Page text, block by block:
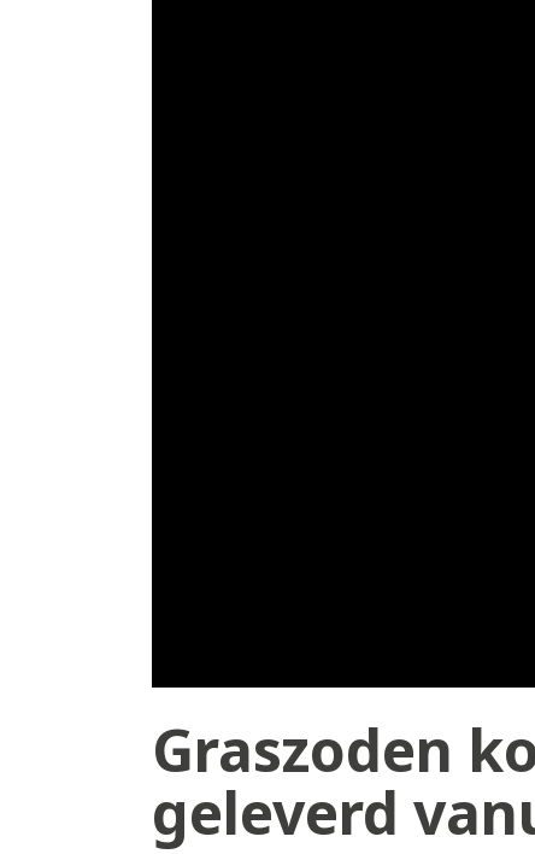
Graszoden
geleverd